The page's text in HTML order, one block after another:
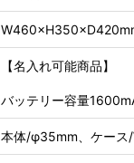
【名入れ可能商品】
バッテリー容量
本体/φ35mm、ケース